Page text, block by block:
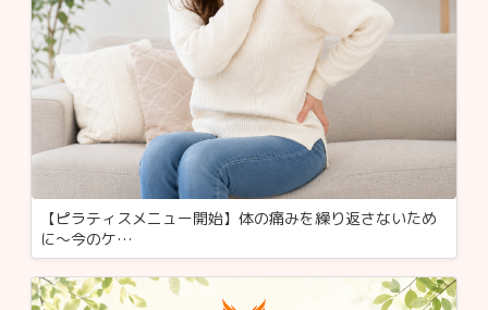
【ピラティスメニュー開始】体の痛みを繰り返さないため
に〜今のケ…